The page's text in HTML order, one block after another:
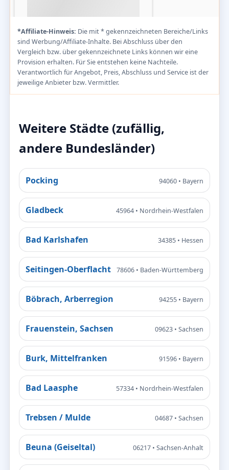
*Affiliate-Hinweis: Die mit * gekennzeichneten Bereiche/Links
sind Werbung/Affiliate-Inhalte. Bei Abschluss über den
Vergleich bzw. über gekennzeichnete Links können wir eine
Provision erhalten. Für Sie entstehen keine Nachteile.
Verantwortlich für Angebot, Preis, Abschluss und Service ist der
jeweilige Anbieter bzw. Vermittler.
Weitere Städte (zufällig,
andere Bundesländer)
Pocking 94060 • Bayern
Gladbeck 45964 • Nordrhein-Westfalen
Bad Karlshafen 34385 • Hessen
Seitingen-Oberflacht 78606 • Baden-Württemberg
Böbrach, Arberregion 94255 • Bayern
Frauenstein, Sachsen 09623 • Sachsen
Burk, Mittelfranken 91596 • Bayern
Bad Laasphe 57334 • Nordrhein-Westfalen
Trebsen / Mulde 04687 • Sachsen
Beuna (Geiseltal) 06217 • Sachsen-Anhalt